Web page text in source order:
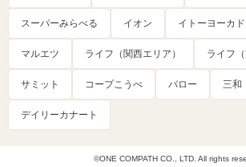
スーパーみらべる イオン イトーヨーカ
マルエツ ライフ（関西エリア） ライフ
サミット コープこうべ バロー 三和
デイリーカナート
©ONE COMPATH CO., LTD. All rights